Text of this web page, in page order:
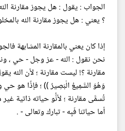
الجواب : يقول : هل يجوز مقارنة
؟ يعني : هل يجوز مقارنة الله
إذا كان يعني بالمقارنة المشابهة
نحن نقول : الله - عز وجل - حي ،
مقارنة ؟! ليست مقارنة ؛ لأن الله
وَهُوَ السَّمِيعُ الْبَصِيرُ )) ؛ فإذًا هو حي
تُسمَّى مقارنة ؛ لأنُّو حياته ذاتية
أما حياتنا فَبِه - تبارك وتعالى - .